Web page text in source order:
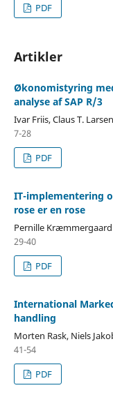
PDF
Artikler
Økonomistyring
analyse af SAP R/3
Ivar Friis, Claus T.
7-28
PDF
IT-implementering
rose er en rose
Pernille Kræmmergaard
29-40
PDF
International
handling
Morten Rask, Niels
41-54
PDF